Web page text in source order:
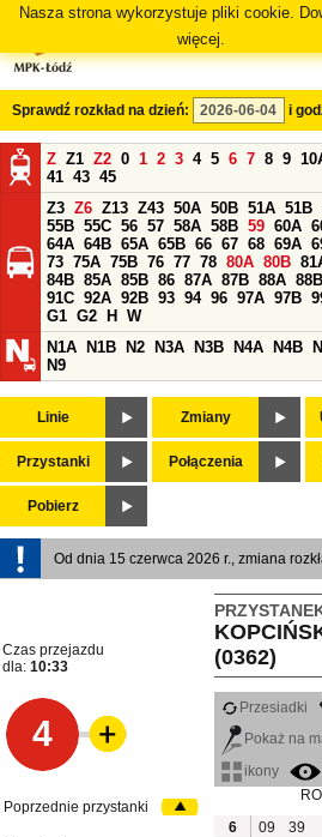
Nasza strona wykorzystuje pliki cookie.
więcej.
Sprawdź rozkład na dzień: i
Z Z1 Z2 0 1 2 3 4 5 6 7 8 9
41 43 45
Z3 Z6 Z13 Z43 50A 50B 51A 51B
55B 55C 56 57 58A 58B 59 60A
64A 64B 65A 65B 66 67 68 69A
73 75A 75B 76 77 78 80A 80B
84B 85A 85B 86 87A 87B 88A 88B
91C 92A 92B 93 94 96 97A 97B
G1 G2 H
W
N1A
N1B N2 N3A N3B N4A N4B
N9
Linie Zmiany
Przystanki Połączenia
Pobierz
Od dnia 15 czerwca 2026 r., zmiana
(0362)
Czas przejazdu
dla: 10:33
4
Przesiadki
Pokaż na
ikony
6
09
39
Poprzednie przystanki